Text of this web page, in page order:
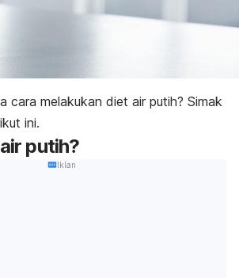
cara melakukan diet air putih? Simak
ini.
putih?
Iklan